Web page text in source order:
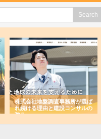
株式会社地盤調査事務所が選ば
れ続ける理由と建設コンサルの
強み